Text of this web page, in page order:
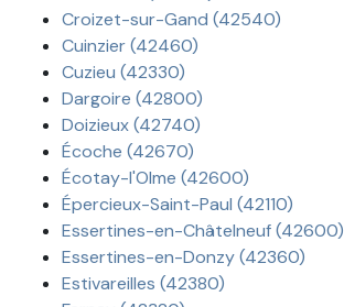
Croizet-sur-Gand (42540)
Cuinzier (42460)
Cuzieu (42330)
Dargoire (42800)
Doizieux (42740)
Écoche (42670)
Écotay-l'Olme (42600)
Épercieux-Saint-Paul (42110)
Essertines-en-Châtelneuf (42600)
Essertines-en-Donzy (42360)
Estivareilles (42380)